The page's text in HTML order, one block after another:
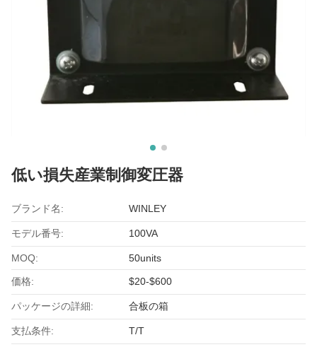
低い損失産業制御変圧器
ブランド名: WINLEY
モデル番号: 100VA
MOQ: 50units
価格: $20-$600
パッケージの詳細: 合板の箱
支払条件: T/T